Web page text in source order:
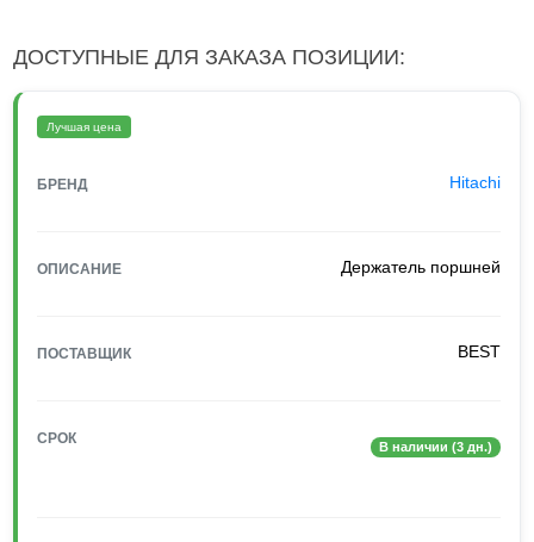
ДОСТУПНЫЕ ДЛЯ ЗАКАЗА ПОЗИЦИИ:
Лучшая цена
БРЕНД Hitachi
ОПИСАНИЕ Держатель поршней
ПОСТАВЩИК BEST
СРОК В наличии (3 дн.)